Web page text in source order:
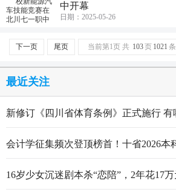
中开幕
日期：2025-05-26
下一页 尾页 当前第1页 共 103页 1021 条
最近关注
新修订《四川省体育条例》正式施行
会计学征集频次登顶榜首！十省2026本
16岁少女沉迷剧本杀“恋陪”，2年花17万